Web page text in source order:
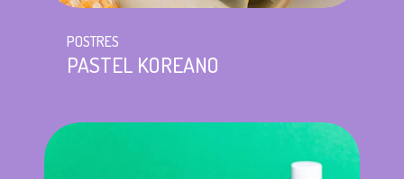
POSTRES
PASTEL KOREANO